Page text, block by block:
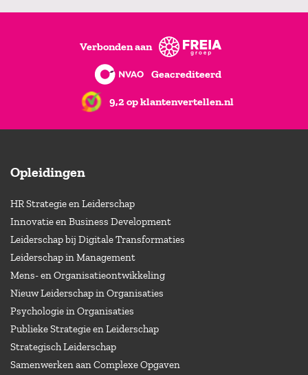
Verbonden aan
Geacrediteerd
9,2 op klantenvertellen.nl
Opleidingen
HR Strategie en Leiderschap
Innovatie en Business Development
Leiderschap bij Digitale Transformaties
Leiderschap in Management
Mens- en Organisatieontwikkeling
Nieuw Leiderschap in Organisaties
Psychologie in Organisaties
Publieke Strategie en Leiderschap
Strategisch Leiderschap
Samenwerken aan Complexe Opgaven